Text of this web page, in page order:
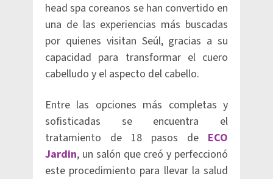
head spa coreanos se han convertido en
una de las experiencias más buscadas
por quienes visitan Seúl, gracias a su
capacidad para transformar el cuero
cabelludo y el aspecto del cabello.
Entre las opciones más completas y
sofisticadas se encuentra el
tratamiento de 18 pasos de
ECO
Jardin, un salón que creó y perfeccionó
este procedimiento para llevar la salud